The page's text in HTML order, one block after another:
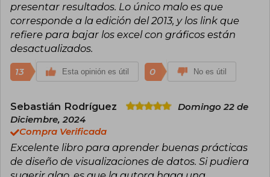
presentar resultados. Lo único malo es que
corresponde a la edición del 2013, y los link que
refiere para bajar los excel con gráficos están
desactualizados.
13 Esta opinión es útil 0 No es útil
Sebastián Rodríguez
Domingo 22 de
Diciembre, 2024
Compra Verificada
Excelente libro para aprender buenas prácticas
de diseño de visualizaciones de datos. Si pudiera